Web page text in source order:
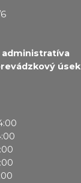
administratíva
úsek